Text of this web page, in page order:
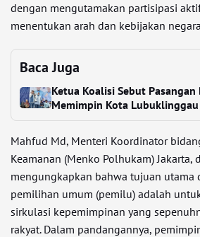
dengan mengutamakan partisipasi
menentukan arah dan kebijakan
Baca Juga
Ketua Koalisi Sebut Pasangan
Memimpin Kota Lubuklinggau
Mahfud Md, Menteri Koordinator
Keamanan (Menko Polhukam) Jakarta,
mengungkapkan bahwa tujuan utama
pemilihan umum (pemilu) adalah
sirkulasi kepemimpinan yang
rakyat. Dalam pandangannya,